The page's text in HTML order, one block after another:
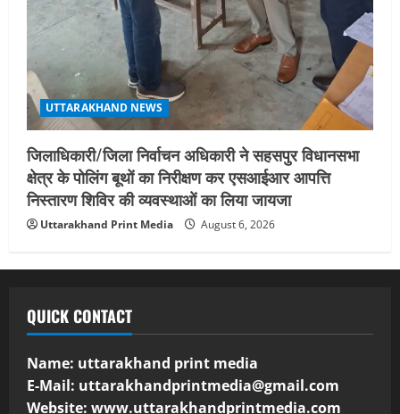
UTTARAKHAND NEWS
जिलाधिकारी/जिला निर्वाचन अधिकारी ने सहसपुर विधानसभा
क्षेत्र के पोलिंग बूथों का निरीक्षण कर एसआईआर आपत्ति
निस्तारण शिविर की व्यवस्थाओं का लिया जायजा
Uttarakhand Print Media August 6, 2026
QUICK CONTACT
Name: uttarakhand print media
E-Mail: uttarakhandprintmedia@gmail.com
Website: www.uttarakhandprintmedia.com